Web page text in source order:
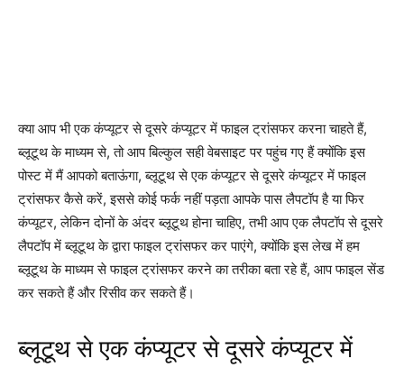
क्या आप भी एक कंप्यूटर से दूसरे कंप्यूटर में फाइल ट्रांसफर करना चाहते हैं,
ब्लूटूथ के माध्यम से, तो आप बिल्कुल सही वेबसाइट पर पहुंच गए हैं क्योंकि इस
पोस्ट में मैं आपको बताऊंगा, ब्लूटूथ से एक कंप्यूटर से दूसरे कंप्यूटर में फाइल
ट्रांसफर कैसे करें, इससे कोई फर्क नहीं पड़ता आपके पास लैपटॉप है या फिर
कंप्यूटर, लेकिन दोनों के अंदर ब्लूटूथ होना चाहिए, तभी आप एक लैपटॉप से दूसरे
लैपटॉप में ब्लूटूथ के द्वारा फाइल ट्रांसफर कर पाएंगे, क्योंकि इस लेख में हम
ब्लूटूथ के माध्यम से फाइल ट्रांसफर करने का तरीका बता रहे हैं, आप फाइल सेंड
कर सकते हैं और रिसीव कर सकते हैं।
ब्लूटूथ से एक कंप्यूटर से दूसरे कंप्यूटर में